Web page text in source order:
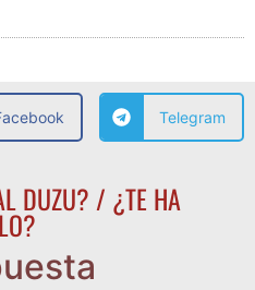
Telegram
DUZU? / ¿TE HA